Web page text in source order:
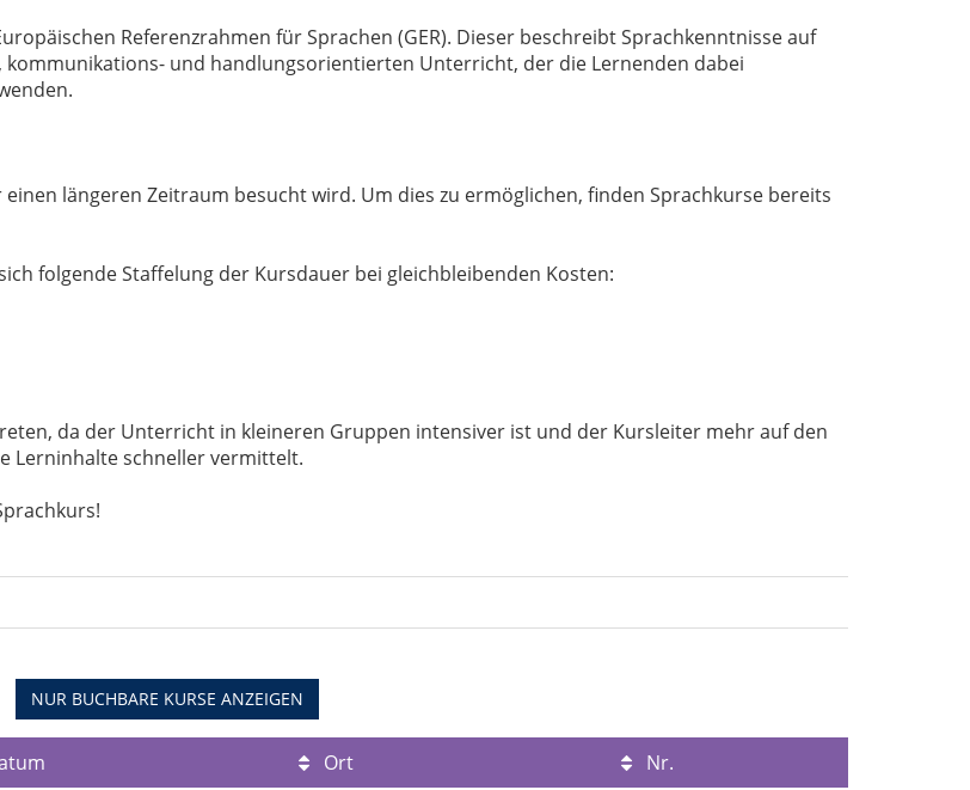
Referenzrahmen für Sprachen (GER). Dieser beschreibt Sprachkenntnisse auf
und handlungsorientierten Unterricht, der die Lernenden dabei
längeren Zeitraum besucht wird. Um dies zu ermöglichen, finden Sprachkurse bereits
folgende Staffelung der Kursdauer bei gleichbleibenden Kosten:
da der Unterricht in kleineren Gruppen intensiver ist und der Kursleiter mehr auf den
Lerninhalte schneller vermittelt.
NUR BUCHBARE KURSE ANZEIGEN
Ort
Nr.